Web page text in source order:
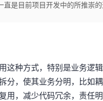
是目前项目开发中的所推崇的
这种方式，特别是业务逻
分，使其业务分明，比如
用，减少代码冗余，责任